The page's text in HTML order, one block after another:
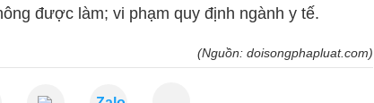
được làm; vi phạm quy định ngành y tế.
(Nguồn: doisongphapluat.com)